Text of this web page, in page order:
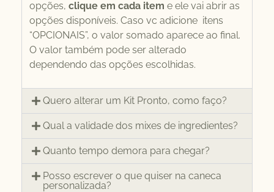
opções, clique em cada item e ele vai abrir as
opções disponíveis. Caso vc adicione itens
“OPCIONAIS”, o valor somado aparece ao final.
O valor também pode ser alterado
dependendo das opções escolhidas.
Quero alterar um Kit Pronto, como faço?
Qual a validade dos mixes de ingredientes?
Quanto tempo demora para chegar?
Posso escrever o que quiser na caneca
personalizada?